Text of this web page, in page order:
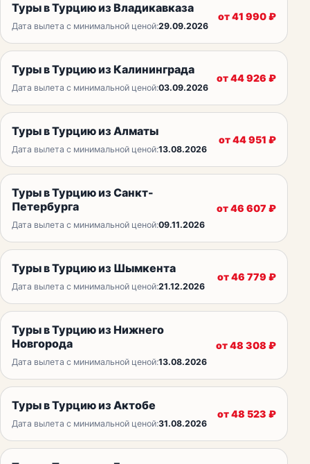
Туры в Турцию из Владикавказа
Дата вылета с минимальной ценой:29.09.2026
от41 990₽
Туры в Турцию из Калининграда
Дата вылета с минимальной ценой:03.09.2026
от44 926 ₽
Туры в Турцию из Алматы
Дата вылета с минимальной ценой:13.08.2026
от44 951 ₽
Туры в Турцию из Санкт-
Петербурга
Дата вылета с минимальной ценой:09.11.2026
от46 607 ₽
Туры в Турцию из Шымкента
Дата вылета с минимальной ценой:21.12.2026
от46 779 ₽
Туры в Турцию из Нижнего
Новгорода
Дата вылета с минимальной ценой:13.08.2026
от48 308 ₽
Туры в Турцию из Актобе
Дата вылета с минимальной ценой:31.08.2026
от48 523 ₽